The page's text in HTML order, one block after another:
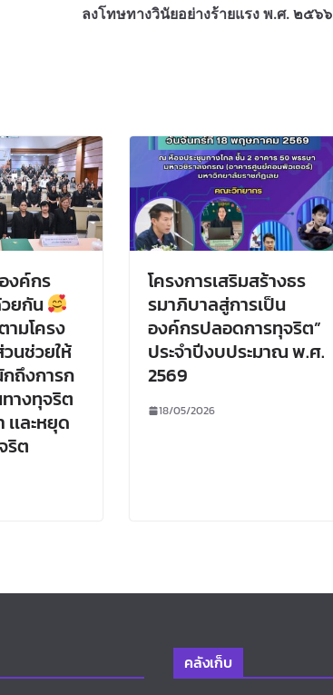
ลงโทษทางวินัยอย่างร้ายแรง พ.ศ. ๒๕๖๖
งค์กร
ยกัน
ามโครง
นช่วยให้
ถึงการก
ทางทุจริต
เเละหยุด
ริต
โครงการเสริมสร้างธร
รมาภิบาลสู่การเป็น
องค์กรปลอดการทุจริต”
ประจำปีงบประมาณ พ.ศ.
2569
18/05/2026
คลังเก็บ